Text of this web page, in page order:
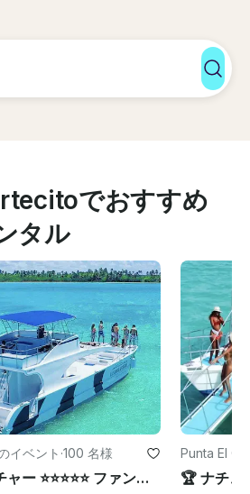
でおすすめ
タル
イベント ·100 名様
ヨットアドベンチャー ⭐️⭐️⭐️⭐️⭐️ ファン・メモリーズ、キャプテン＆クルー付属
Punta El